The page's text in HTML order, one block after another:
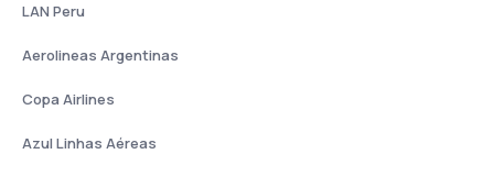
LAN Peru
Aerolineas Argentinas
Copa Airlines
Azul Linhas Aéreas